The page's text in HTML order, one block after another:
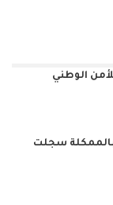
الوطني
بالممكلة سجلت